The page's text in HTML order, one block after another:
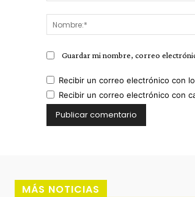
Guardar mi nombre, correo
Recibir un correo electrónico con
Recibir un correo electrónico con
MÁS NOTICIAS